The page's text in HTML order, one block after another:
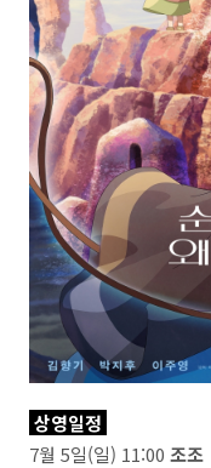
상영일정
7월 5일(일) 11:00 조조